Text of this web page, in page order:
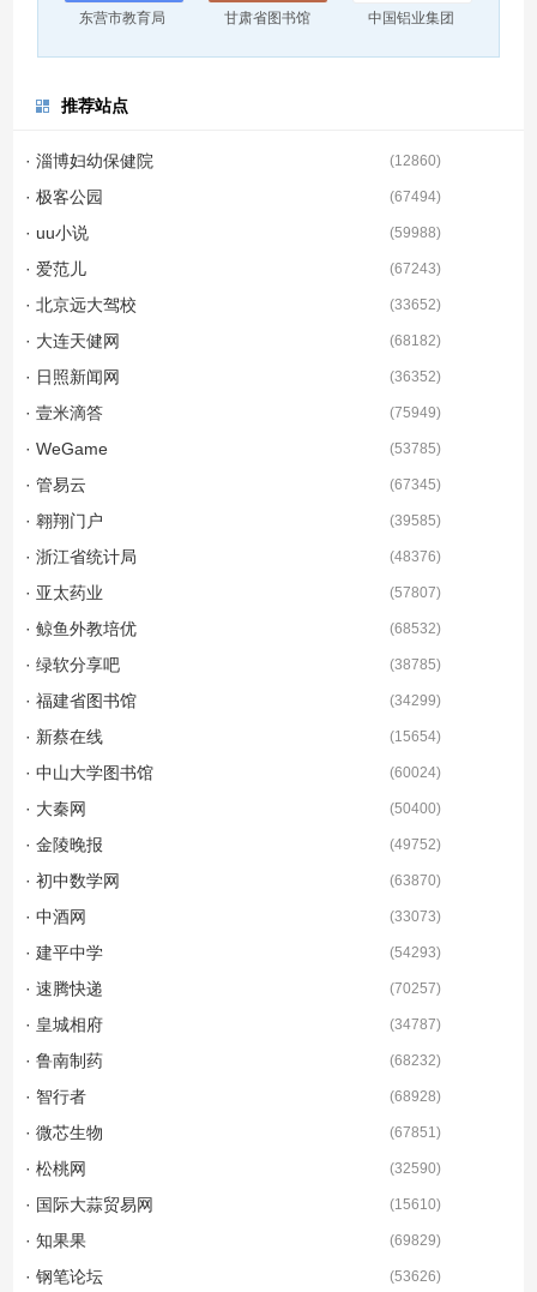
东营市教育局 甘肃省图书馆 中国铝业集团
推荐站点
· 淄博妇幼保健院 (12860)
· 极客公园 (67494)
· uu小说 (59988)
· 爱范儿 (67243)
· 北京远大驾校 (33652)
· 大连天健网 (68182)
· 日照新闻网 (36352)
· 壹米滴答 (75949)
· WeGame (53785)
· 管易云 (67345)
· 翱翔门户 (39585)
· 浙江省统计局 (48376)
· 亚太药业 (57807)
· 鲸鱼外教培优 (68532)
· 绿软分享吧 (38785)
· 福建省图书馆 (34299)
· 新蔡在线 (15654)
· 中山大学图书馆 (60024)
· 大秦网 (50400)
· 金陵晚报 (49752)
· 初中数学网 (63870)
· 中酒网 (33073)
· 建平中学 (54293)
· 速腾快递 (70257)
· 皇城相府 (34787)
· 鲁南制药 (68232)
· 智行者 (68928)
· 微芯生物 (67851)
· 松桃网 (32590)
· 国际大蒜贸易网 (15610)
· 知果果 (69829)
· 钢笔论坛 (53626)